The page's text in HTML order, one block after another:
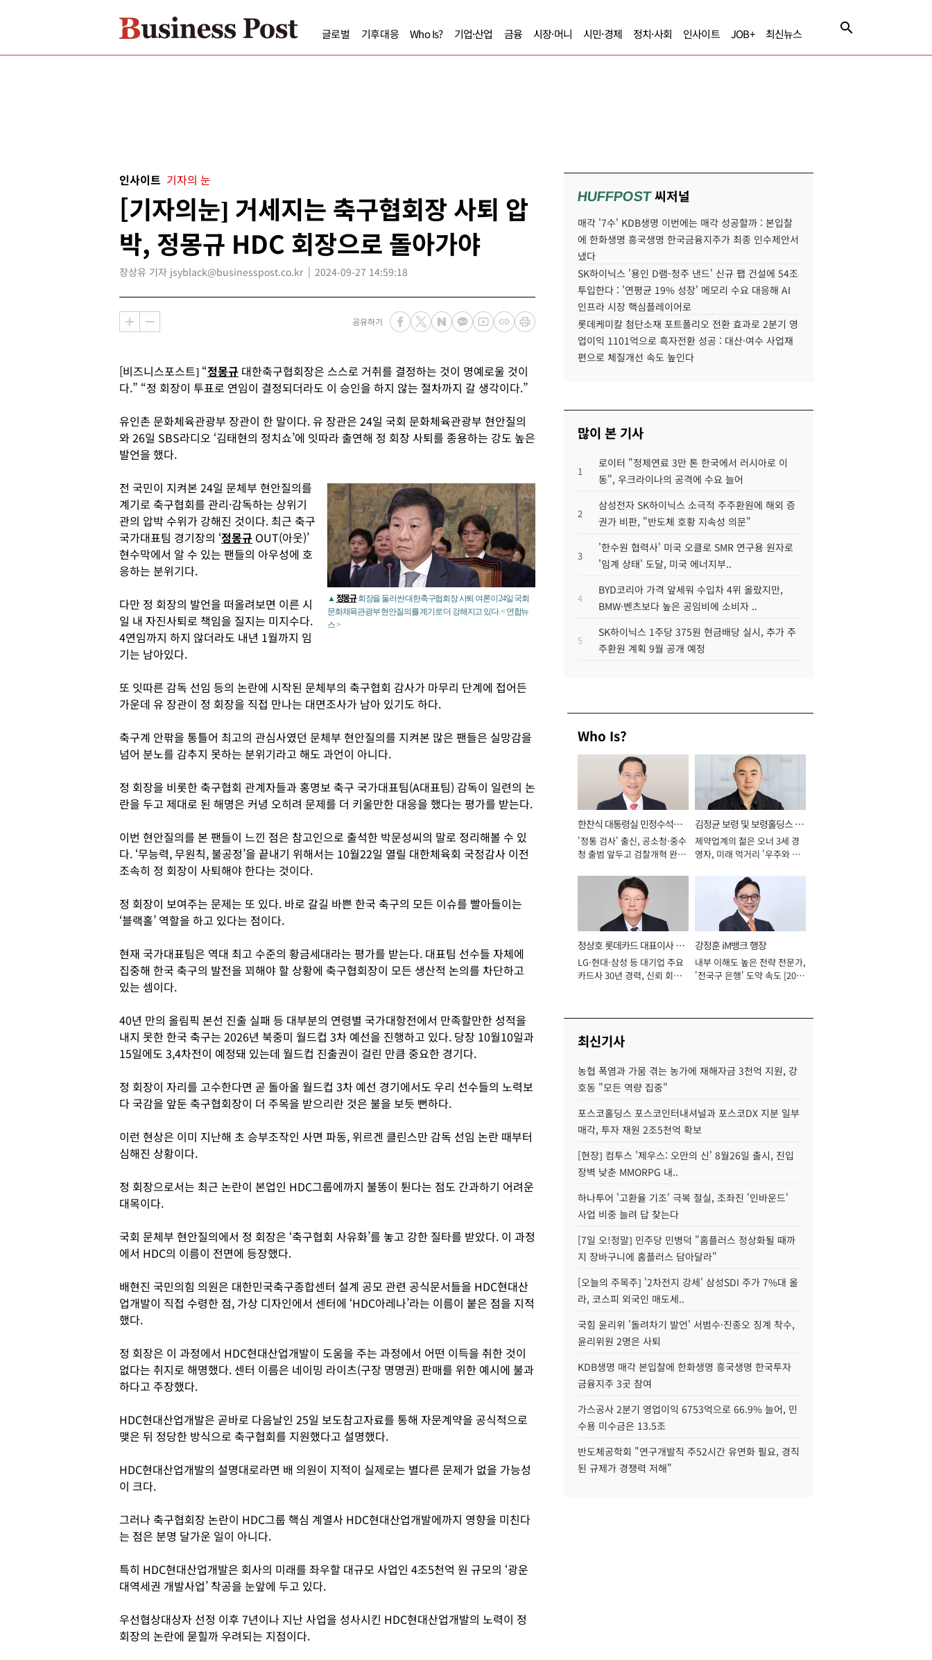
글로벌 기후대응 Who Is? 기업·산업 금융 시장·머니 시민·경제 정치·사회 인사이트 JOB+ 최신뉴스
인사이트 기자의 눈
[기자의눈] 거세지는 축구협회장 사퇴 압
박, 정몽규 HDC 회장으로 돌아가야
장상유 기자 jsyblack@businesspost.co.kr 2024-09-27 14:59:18
공유하기
[비즈니스포스트] “정몽규 대한축구협회장은 스스로 거취를 결정하는 것이 명예로울 것이
다.” “정 회장이 투표로 연임이 결정되더라도 이 승인을 하지 않는 절차까지 갈 생각이다.”
유인촌 문화체육관광부 장관이 한 말이다. 유 장관은 24일 국회 문화체육관광부 현안질의
와 26일 SBS라디오 ‘김태현의 정치쇼’에 잇따라 출연해 정 회장 사퇴를 종용하는 강도 높은
발언을 했다.
▲ 정몽규회장을 둘러싼 대한축구협회장 사퇴 여론이 24일 국회
문화체육관광부 현안질의를 계기로 더 강해지고 있다. < 연합뉴
스 >
전 국민이 지켜본 24일 문체부 현안질의를
계기로 축구협회를 관리·감독하는 상위기
관의 압박 수위가 강해진 것이다. 최근 축구
국가대표팀 경기장의 ‘정몽규 OUT(아웃)’
현수막에서 알 수 있는 팬들의 아우성에 호
응하는 분위기다.
다만 정 회장의 발언을 떠올려보면 이른 시
일 내 자진사퇴로 책임을 질지는 미지수다.
4연임까지 하지 않더라도 내년 1월까지 임
기는 남아있다.
또 잇따른 감독 선임 등의 논란에 시작된 문체부의 축구협회 감사가 마무리 단계에 접어든
가운데 유 장관이 정 회장을 직접 만나는 대면조사가 남아 있기도 하다.
축구계 안팎을 통틀어 최고의 관심사였던 문체부 현안질의를 지켜본 많은 팬들은 실망감을
넘어 분노를 감추지 못하는 분위기라고 해도 과언이 아니다.
정 회장을 비롯한 축구협회 관계자들과 홍명보 축구 국가대표팀(A대표팀) 감독이 일련의 논
란을 두고 제대로 된 해명은 커녕 오히려 문제를 더 키울만한 대응을 했다는 평가를 받는다.
이번 현안질의를 본 팬들이 느낀 점은 참고인으로 출석한 박문성씨의 말로 정리해볼 수 있
다. ‘무능력, 무원칙, 불공정’을 끝내기 위해서는 10월22일 열릴 대한체육회 국정감사 이전
조속히 정 회장이 사퇴해야 한다는 것이다.
정 회장이 보여주는 문제는 또 있다. 바로 갈길 바쁜 한국 축구의 모든 이슈를 빨아들이는
‘블랙홀’ 역할을 하고 있다는 점이다.
현재 국가대표팀은 역대 최고 수준의 황금세대라는 평가를 받는다. 대표팀 선수들 자체에
집중해 한국 축구의 발전을 꾀해야 할 상황에 축구협회장이 모든 생산적 논의를 차단하고
있는 셈이다.
40년 만의 올림픽 본선 진출 실패 등 대부분의 연령별 국가대항전에서 만족할만한 성적을
내지 못한 한국 축구는 2026년 북중미 월드컵 3차 예선을 진행하고 있다. 당장 10월10일과
15일에도 3,4차전이 예정돼 있는데 월드컵 진출권이 걸린 만큼 중요한 경기다.
정 회장이 자리를 고수한다면 곧 돌아올 월드컵 3차 예선 경기에서도 우리 선수들의 노력보
다 국감을 앞둔 축구협회장이 더 주목을 받으리란 것은 불을 보듯 뻔하다.
이런 현상은 이미 지난해 초 승부조작인 사면 파동, 위르겐 클린스만 감독 선임 논란 때부터
심해진 상황이다.
정 회장으로서는 최근 논란이 본업인 HDC그룹에까지 불똥이 튄다는 점도 간과하기 어려운
대목이다.
국회 문체부 현안질의에서 정 회장은 ‘축구협회 사유화’를 놓고 강한 질타를 받았다. 이 과정
에서 HDC의 이름이 전면에 등장했다.
배현진 국민의힘 의원은 대한민국축구종합센터 설계 공모 관련 공식문서들을 HDC현대산
업개발이 직접 수령한 점, 가상 디자인에서 센터에 ‘HDC아레나’라는 이름이 붙은 점을 지적
했다.
정 회장은 이 과정에서 HDC현대산업개발이 도움을 주는 과정에서 어떤 이득을 취한 것이
없다는 취지로 해명했다. 센터 이름은 네이밍 라이츠(구장 명명권) 판매를 위한 예시에 불과
하다고 주장했다.
HDC현대산업개발은 곧바로 다음날인 25일 보도참고자료를 통해 자문계약을 공식적으로
맺은 뒤 정당한 방식으로 축구협회를 지원했다고 설명했다.
HDC현대산업개발의 설명대로라면 배 의원이 지적이 실제로는 별다른 문제가 없을 가능성
이 크다.
그러나 축구협회장 논란이 HDC그룹 핵심 계열사 HDC현대산업개발에까지 영향을 미친다
는 점은 분명 달가운 일이 아니다.
특히 HDC현대산업개발은 회사의 미래를 좌우할 대규모 사업인 4조5천억 원 규모의 ‘광운
대역세권 개발사업’ 착공을 눈앞에 두고 있다.
우선협상대상자 선정 이후 7년이나 지난 사업을 성사시킨 HDC현대산업개발의 노력이 정
회장의 논란에 묻힐까 우려되는 지점이다.
HUFFPOST씨저널
매각 '7수' KDB생명 이번에는 매각 성공할까 : 본입찰
에 한화생명 흥국생명 한국금융지주가 최종 인수제안서
냈다
SK하이닉스 '용인 D램-청주 낸드' 신규 팹 건설에 54조
투입한다 : '연평균 19% 성장' 메모리 수요 대응해 AI
인프라 시장 핵심플레이어로
롯데케미칼 첨단소재 포트폴리오 전환 효과로 2분기 영
업이익 1101억으로 흑자전환 성공 : 대산·여수 사업재
편으로 체질개선 속도 높인다
많이 본 기사
1
로이터 "정제연료 3만 톤 한국에서 러시아로 이
동", 우크라이나의 공격에 수요 늘어
2
삼성전자 SK하이닉스 소극적 주주환원에 해외 증
권가 비판, "반도체 호황 지속성 의문"
3
'한수원 협력사' 미국 오클로 SMR 연구용 원자로
'임계 상태' 도달, 미국 에너지부..
4
BYD코리아 가격 앞세워 수입차 4위 올랐지만,
BMW·벤츠보다 높은 공임비에 소비자 ..
5
SK하이닉스 1주당 375원 현금배당 실시, 추가 주
주환원 계획 9월 공개 예정
Who Is?
한찬식 대통령실 민정수석비
서관
'정통 검사' 출신, 공소청·중수
청 출범 앞두고 검찰개혁 완수
김정균 보령 및 보령홀딩스 대
표이사 사장
제약업계의 젊은 오너 3세 경
영자, 미래 먹거리 '우주와 헬
정상호 롯데카드 대표이사 사
장
LG·현대·삼성 등 대기업 주요
카드사 30년 경력, 신뢰 회복
강정훈 iM뱅크 행장
내부 이해도 높은 전략 전문가,
'전국구 은행' 도약 속도 [2026
최신기사
농협 폭염과 가뭄 겪는 농가에 재해자금 3천억 지원, 강
호동 "모든 역량 집중"
포스코홀딩스 포스코인터내셔널과 포스코DX 지분 일부
매각, 투자 재원 2조5천억 확보
[현장] 컴투스 '제우스: 오만의 신' 8월26일 출시, 진입
장벽 낮춘 MMORPG 내..
하나투어 '고환율 기조' 극복 절실, 조좌진 '인바운드'
사업 비중 늘려 답 찾는다
[7일 오!정말] 민주당 민병덕 "홈플러스 정상화될 때까
지 장바구니에 홈플러스 담아달라"
[오늘의 주목주] '2차전지 강세' 삼성SDI 주가 7%대 올
라, 코스피 외국인 매도세..
국힘 윤리위 '돌려차기 발언' 서범수·진종오 징계 착수,
윤리위원 2명은 사퇴
KDB생명 매각 본입찰에 한화생명 흥국생명 한국투자
금융지주 3곳 참여
가스공사 2분기 영업이익 6753억으로 66.9% 늘어, 민
수용 미수금은 13.5조
반도체공학회 "연구개발직 주52시간 유연화 필요, 경직
된 규제가 경쟁력 저해"